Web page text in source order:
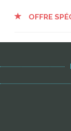
OFFRE